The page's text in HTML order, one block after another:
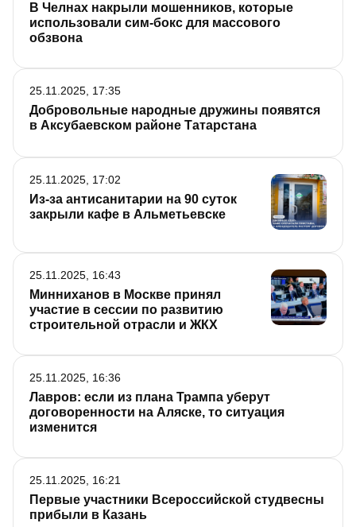
В Челнах накрыли мошенников, которые
использовали сим-бокс для массового
обзвона
Добровольные народные дружины появятся
в Аксубаевском районе Татарстана
25.11.2025, 17:35
Из-за антисанитарии на 90 суток
закрыли кафе в Альметьевске
25.11.2025, 17:02
Минниханов в Москве принял
участие в сессии по развитию
строительной отрасли и ЖКХ
25.11.2025, 16:43
Лавров: если из плана Трампа уберут
договоренности на Аляске, то ситуация
изменится
25.11.2025, 16:36
Первые участники Всероссийской студвесны
прибыли в Казань
25.11.2025, 16:21